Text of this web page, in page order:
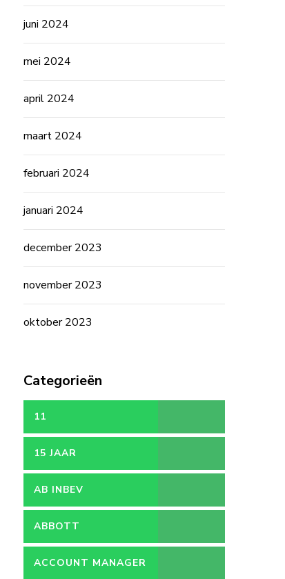
Automotive:
Ontdek
Kansen
Autosector
juni 2024
mei 2024
april 2024
maart 2024
februari 2024
januari 2024
december 2023
november 2023
oktober 2023
Categorieën
11
15 JAAR
AB INBEV
ABBOTT
ACCOUNT MANAGER